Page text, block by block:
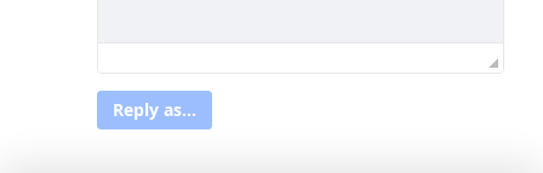
Reply as...